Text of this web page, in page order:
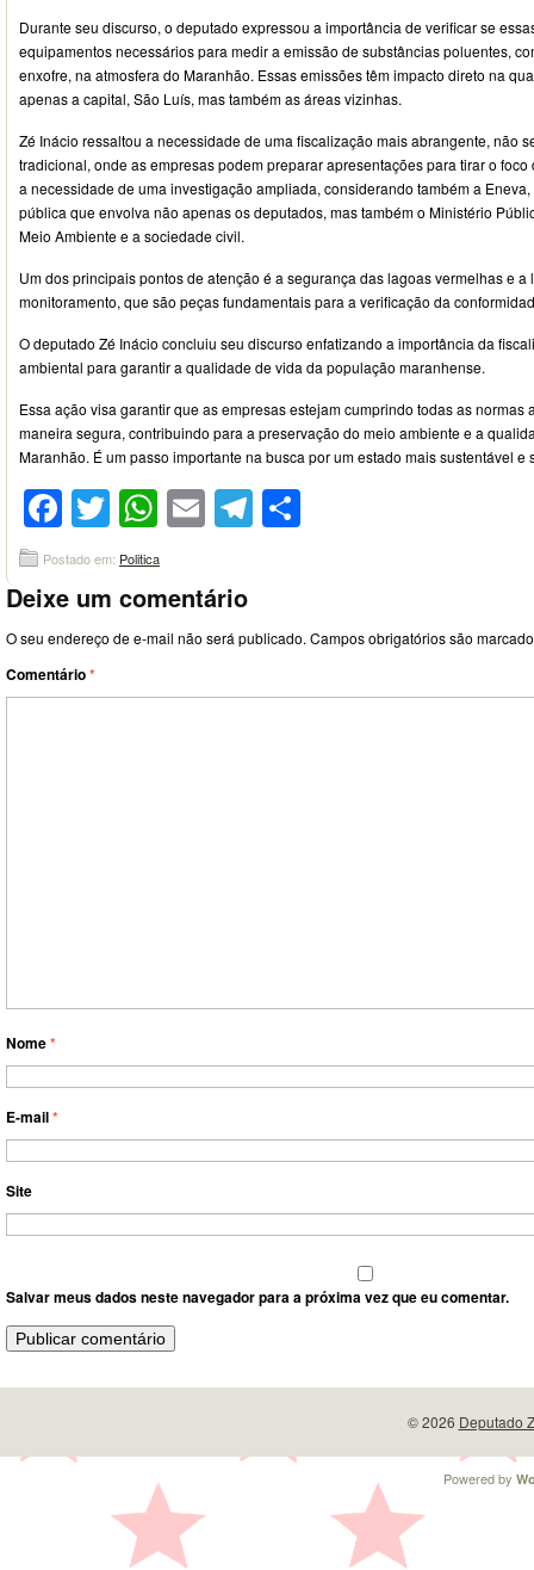
Durante seu discurso, o deputado expressou a importância de verificar se
equipamentos necessários para medir a emissão de substâncias poluentes,
enxofre, na atmosfera do Maranhão. Essas emissões têm impacto direto na
apenas a capital, São Luís, mas também as áreas vizinhas.
Zé Inácio ressaltou a necessidade de uma fiscalização mais abrangente, não
tradicional, onde as empresas podem preparar apresentações para tirar o
a necessidade de uma investigação ampliada, considerando também a
pública que envolva não apenas os deputados, mas também o Ministério
Meio Ambiente e a sociedade civil.
Um dos principais pontos de atenção é a segurança das lagoas vermelhas e
monitoramento, que são peças fundamentais para a verificação da
O deputado Zé Inácio concluiu seu discurso enfatizando a importância da
ambiental para garantir a qualidade de vida da população maranhense.
Essa ação visa garantir que as empresas estejam cumprindo todas as normas
maneira segura, contribuindo para a preservação do meio ambiente e a
Maranhão. É um passo importante na busca por um estado mais sustentável e
Facebook
Twitter
WhatsApp
EmailTelegram
Postado em: Politica
Deixe um comentário
O seu endereço de e-mail não será publicado. Campos obrigatórios são
Comentário*
Nome*
E-mail*
Site
Salvar meus dados neste navegador para a próxima vez que eu comentar.
© 2026 Deputado
Powered by